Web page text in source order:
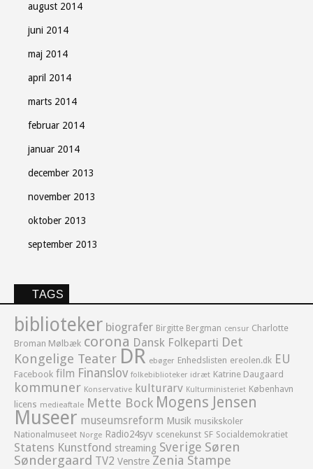
august 2014
juni 2014
maj 2014
april 2014
marts 2014
februar 2014
januar 2014
december 2013
november 2013
oktober 2013
september 2013
TAGS
biblioteker biografer Birgitte Bergman censur Charlotte
Broman Mølbæk corona Dansk Folkeparti Det
Kongelige Teater DR ebøger Enhedslisten ereolen.dk EU
Facebook film Finanslov folkebiblioteker idræt Katrine Daugaard
kommuner Konservative kulturarv Kulturministeriet København
licens medieaftale Mette Bock Mogens Jensen
Museer museumsreform Musik musikskoler
Nationalmuseet Norge Radio24syv scenekunst SF Socialdemokratiet
Statens Kunstfond streaming Sverige Søren
Søndergaard TV2 Venstre Zenia Stampe